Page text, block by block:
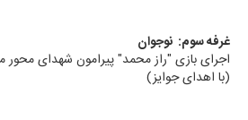
غرفه سوم: نوجوان
اجرای بازی "راز محمد" پیرامون شهدای محور
(با اهدای جوایز)